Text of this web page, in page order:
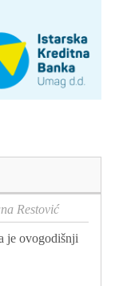
Restović
je ovogodišnji